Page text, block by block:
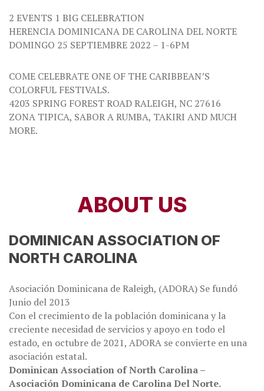
2 EVENTS 1 BIG CELEBRATION
HERENCIA DOMINICANA DE CAROLINA DEL NORTE
DOMINGO 25 SEPTIEMBRE 2022 – 1-6PM
COME CELEBRATE ONE OF THE CARIBBEAN’S
COLORFUL FESTIVALS.
4203 SPRING FOREST ROAD RALEIGH, NC 27616
ZONA TIPICA, SABOR A RUMBA, TAKIRI AND MUCH
MORE.
ABOUT US
DOMINICAN ASSOCIATION OF
NORTH CAROLINA
Asociación Dominicana de Raleigh, (ADORA) Se fundó
Junio del 2013
Con el crecimiento de la población dominicana y la
creciente necesidad de servicios y apoyo en todo el
estado, en octubre de 2021, ADORA se convierte en una
asociación estatal.
Dominican Association of North Carolina –
Asociación Dominicana de Carolina Del Norte.